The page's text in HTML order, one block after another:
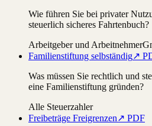
Wie führen Sie bei privater
steuerlich sicheres Fahrtenbuch?
Arbeitgeber und Arbeitnehmer
Familienstiftung selbständig↗
Was müssen Sie rechtlich und
eine Familienstiftung gründen?
Alle Steuerzahler
Freibeträge Freigrenzen↗ PDF